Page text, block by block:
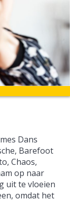
Dans
Barefoot
Chaos,
op naar
uit te vloeien
omdat het